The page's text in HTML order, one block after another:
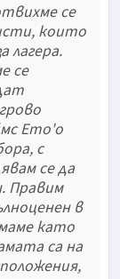
се
които
лагера.
се
Ето'о
с
се да
Правим
в
като
са на